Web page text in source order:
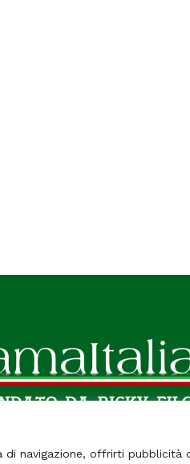
di navigazione, offrirti pubblicità